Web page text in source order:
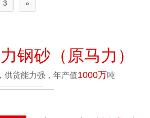
3 »
钢砂（原马力）
供货能力强，年产值1000万吨